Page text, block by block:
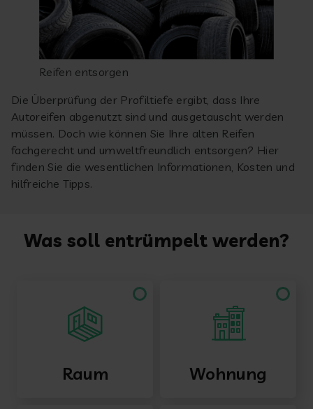
Reifen entsorgen
Die Überprüfung der Profiltiefe ergibt, dass Ihre
Autoreifen abgenutzt sind und ausgetauscht werden
müssen. Doch wie können Sie Ihre alten Reifen
fachgerecht und umweltfreundlich entsorgen? Hier
finden Sie die wesentlichen Informationen, Kosten und
hilfreiche Tipps.